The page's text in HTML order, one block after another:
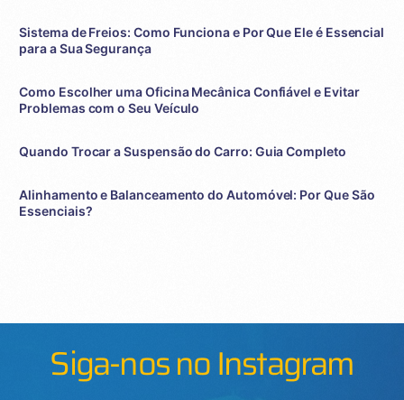
Sistema de Freios: Como Funciona e Por Que Ele é Essencial
para a Sua Segurança
Como Escolher uma Oficina Mecânica Confiável e Evitar
Problemas com o Seu Veículo
Quando Trocar a Suspensão do Carro: Guia Completo
Alinhamento e Balanceamento do Automóvel: Por Que São
Essenciais?
Siga-nos no Instagram